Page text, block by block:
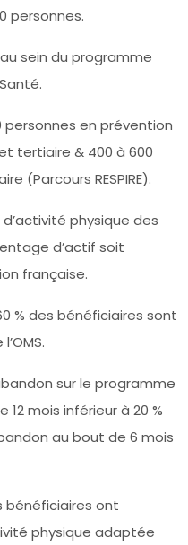
personnes.
sein du programme
personnes en prévention
tertiaire & 400 à 600
(Parcours RESPIRE).
physique des
d’actif soit
française.
% des bénéficiaires sont
sur le programme
mois inférieur à 20 %
au bout de 6 mois
bénéficiaires ont
physique adaptée